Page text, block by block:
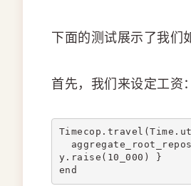
下面的测试展示了我
首先，我们来设定工资：
y.raise(10_000) }
end